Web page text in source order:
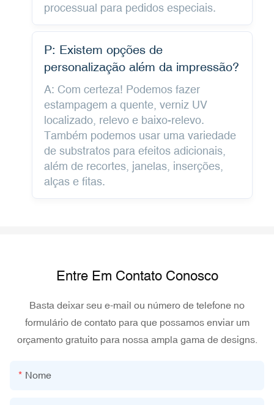
processual para pedidos especiais.
P: Existem opções de
personalização além da impressão?
A: Com certeza! Podemos fazer
estampagem a quente, verniz UV
localizado, relevo e baixo-relevo.
Também podemos usar uma variedade
de substratos para efeitos adicionais,
além de recortes, janelas, inserções,
alças e fitas.
Entre Em Contato Conosco
Basta deixar seu e-mail ou número de telefone no
formulário de contato para que possamos enviar um
orçamento gratuito para nossa ampla gama de designs.
Nome